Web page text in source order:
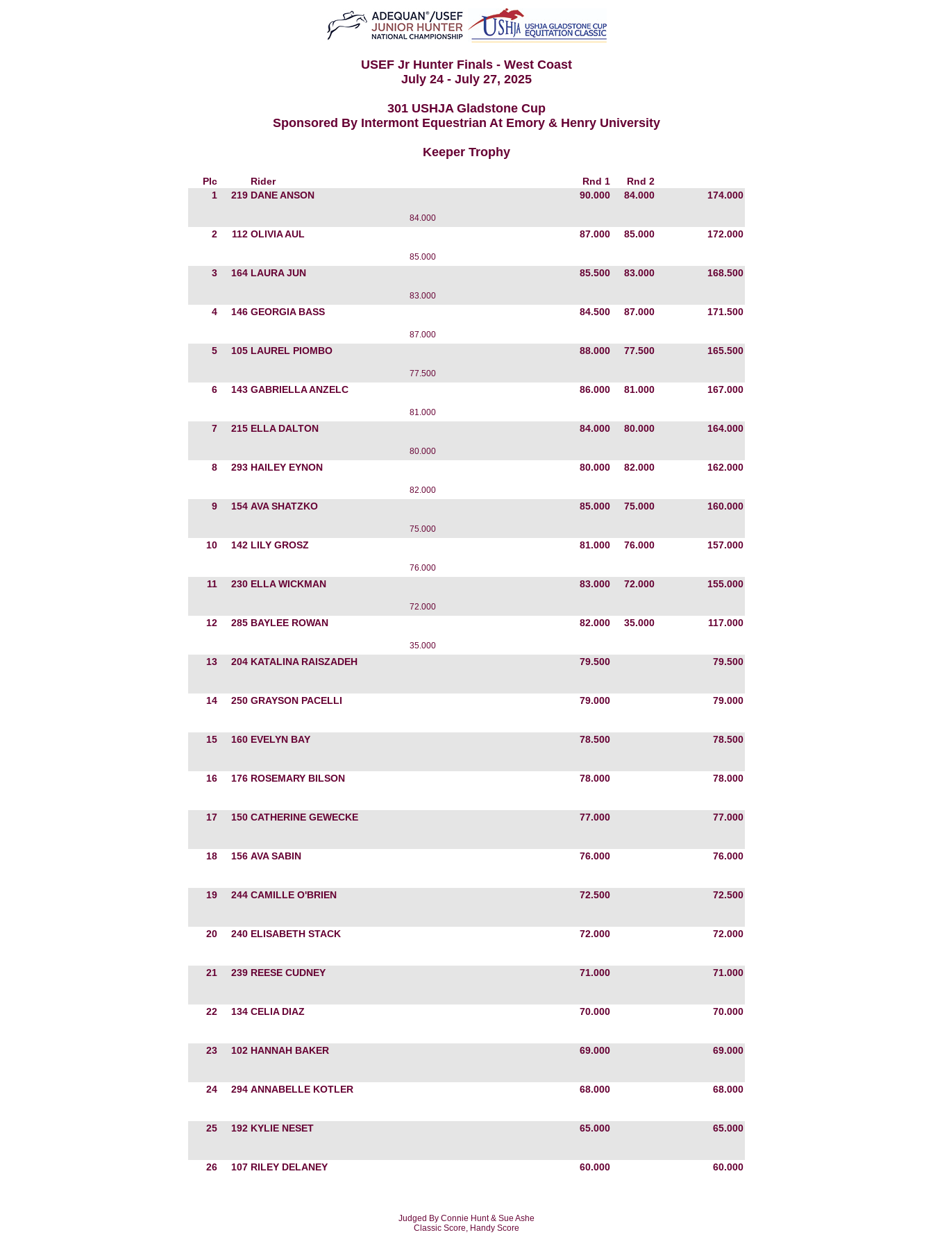
USEF Jr Hunter Finals - West Coast
July 24 - July 27, 2025
301 USHJA Gladstone Cup
Sponsored By Intermont Equestrian At Emory & Henry University
Keeper Trophy
Plc Rider Rnd 1
Rnd 2
1
219 DANE ANSON 90.000 84.000 174.000
84.000
2 112 OLIVIA AUL 87.000 85.000 172.000
85.000
3 164 LAURA JUN 85.500 83.000 168.500
83.000
4 146 GEORGIA BASS 84.500 87.000 171.500
87.000
5 105 LAUREL PIOMBO 88.000 77.500 165.500
77.500
6 143 GABRIELLA ANZELC 86.000 81.000 167.000
81.000
7 215 ELLA DALTON 84.000 80.000 164.000
80.000
8 293 HAILEY EYNON 80.000 82.000 162.000
82.000
9 154 AVA SHATZKO 85.000 75.000 160.000
75.000
10 142 LILY GROSZ 81.000 76.000 157.000
76.000
11 230 ELLA WICKMAN 83.000 72.000 155.000
72.000
12 285 BAYLEE ROWAN 82.000 35.000 117.000
35.000
13 204 KATALINA RAISZADEH 79.500 79.500
14 250 GRAYSON PACELLI 79.000 79.000
15 160 EVELYN BAY 78.500 78.500
16 176 ROSEMARY BILSON 78.000 78.000
17 150 CATHERINE GEWECKE 77.000 77.000
18 156 AVA SABIN 76.000 76.000
19 244 CAMILLE O'BRIEN 72.500 72.500
20 240 ELISABETH STACK 72.000 72.000
21 239 REESE CUDNEY 71.000 71.000
22 134 CELIA DIAZ 70.000 70.000
23 102 HANNAH BAKER 69.000 69.000
24 294 ANNABELLE KOTLER 68.000 68.000
25 192 KYLIE NESET 65.000 65.000
26 107 RILEY DELANEY 60.000 60.000
Judged By Connie Hunt & Sue Ashe
Classic Score, Handy Score